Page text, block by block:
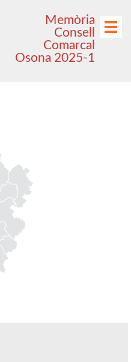
Menú
Memòria
Consell
Comarcal
Osona 2025-1